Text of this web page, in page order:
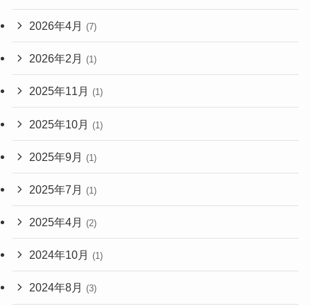
2026年4月 (7)
2026年2月 (1)
2025年11月 (1)
2025年10月 (1)
2025年9月 (1)
2025年7月 (1)
2025年4月 (2)
2024年10月 (1)
2024年8月 (3)